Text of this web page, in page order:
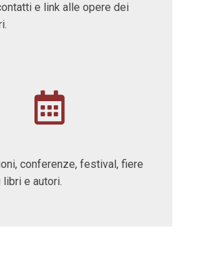
e link alle opere dei
conferenze, festival, fiere
e autori.